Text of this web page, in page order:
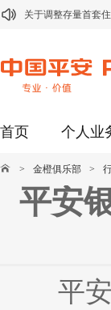
关于修订《平安银
关于2021年劳动节
关于加强代理贵金
关于进一步加强代
关于加强代理贵金
关于平安银行电子
关于调整存量首套
首页 个人业
> 金橙俱乐部 >
平安
平安